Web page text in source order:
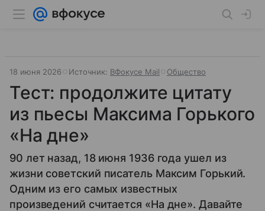
18 июня 2026 Источник: ВФокусе Mail Общество
Тест: продолжите цитату
из пьесы Максима Горького
«На дне»
90 лет назад, 18 июня 1936 года ушел из
жизни советский писатель Максим Горький.
Одним из его самых известных
произведений считается «На дне». Давайте